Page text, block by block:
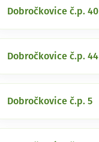
Dobročkovice č.p. 40
Dobročkovice č.p. 44
Dobročkovice č.p. 5